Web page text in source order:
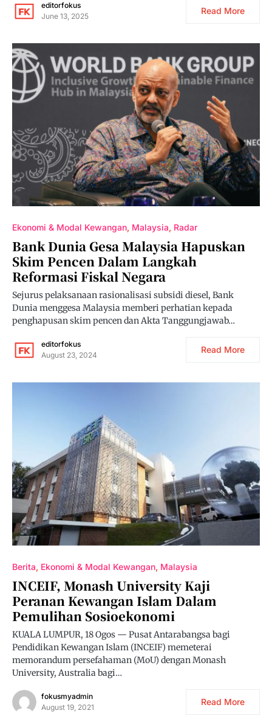
editorfokus
June 13, 2025
Read More
Ekonomi & Modal Kewangan Malaysia Radar
Bank Dunia Gesa Malaysia Hapuskan
Skim Pencen Dalam Langkah
Reformasi Fiskal Negara
Sejurus pelaksanaan rasionalisasi subsidi diesel, Bank
Dunia menggesa Malaysia memberi perhatian kepada
penghapusan skim pencen dan Akta Tanggungjawab…
editorfokus
August 23, 2024
Read More
Berita Ekonomi & Modal Kewangan Malaysia
INCEIF, Monash University Kaji
Peranan Kewangan Islam Dalam
Pemulihan Sosioekonomi
KUALA LUMPUR, 18 Ogos — Pusat Antarabangsa bagi
Pendidikan Kewangan Islam (INCEIF) memeterai
memorandum persefahaman (MoU) dengan Monash
University, Australia bagi…
fokusmyadmin
August 19, 2021
Read More